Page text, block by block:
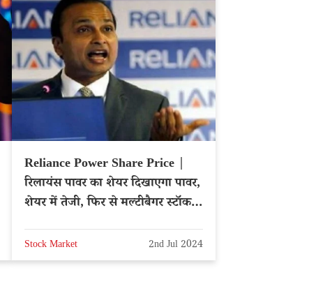
Reliance Power Share Price |
रिलायंस पावर का शेयर दिखाएगा पावर,
शेयर में तेजी, फिर से मल्टीबैगर स्टॉक
Stock Market 2nd Jul 2024